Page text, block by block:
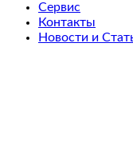
Сервис
Контакты
Новости и